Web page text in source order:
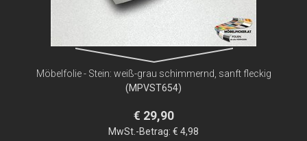
Möbelfolie - Stein: weiß-grau schimmernd, sanft fleckig
(MPVST654)
€ 29,90
MwSt.-Betrag: € 4,98